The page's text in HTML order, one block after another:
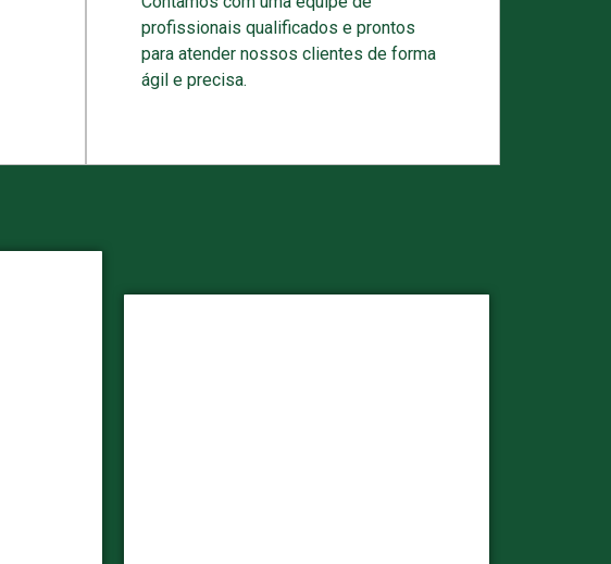
profissionais qualificados e prontos
para atender nossos clientes de forma
ágil e precisa.